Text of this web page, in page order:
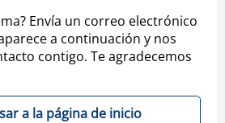
Envía un correo electrónico
a continuación y nos
contigo. Te agradecemos
a la página de inicio